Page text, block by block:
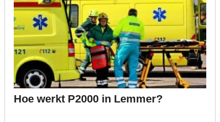
Hoe werkt P2000 in Lemmer?